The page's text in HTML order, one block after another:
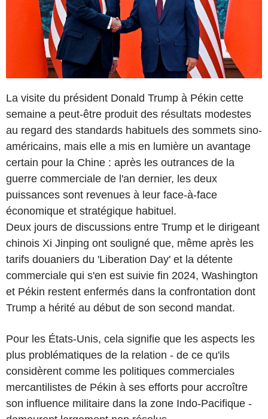
La visite du président Donald Trump à Pékin cette
semaine a peut-être produit des résultats modestes
au regard des standards habituels des sommets sino-
américains, mais elle a mis en lumière un avantage
certain pour la Chine : après les outrances de la
guerre commerciale de l'an dernier, les deux
puissances sont revenues à leur face-à-face
économique et stratégique habituel.
Deux jours de discussions entre Trump et le dirigeant
chinois Xi Jinping ont souligné que, même après les
tarifs douaniers du 'Liberation Day' et la détente
commerciale qui s'en est suivie fin 2024, Washington
et Pékin restent enfermés dans la confrontation dont
Trump a hérité au début de son second mandat.
Pour les États-Unis, cela signifie que les aspects les
plus problématiques de la relation - de ce qu'ils
considèrent comme les politiques commerciales
mercantilistes de Pékin à ses efforts pour accroître
son influence militaire dans la zone Indo-Pacifique -